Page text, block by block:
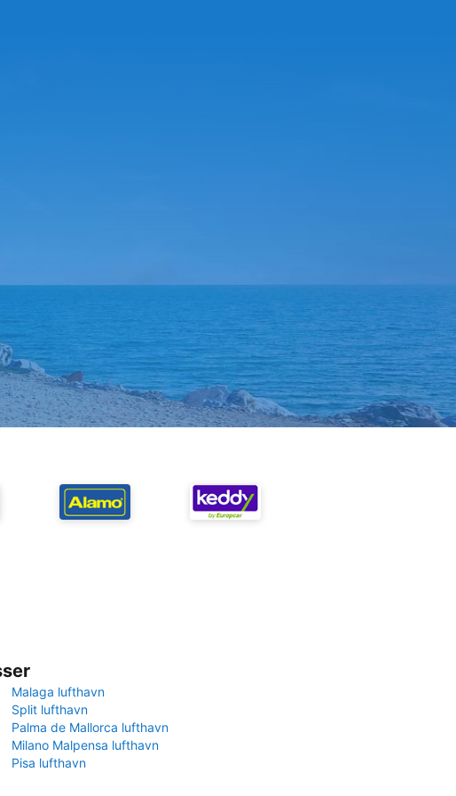
Malaga lufthavn
Split lufthavn
Palma de Mallorca lufthavn
Milano Malpensa lufthavn
Pisa lufthavn